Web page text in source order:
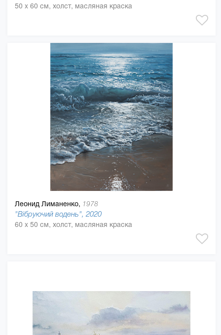
50 x 60 см, холст, масляная краска
Леонид Лиманенко, 1978
"Вібруючий водень", 2020
60 x 50 см, холст, масляная краска